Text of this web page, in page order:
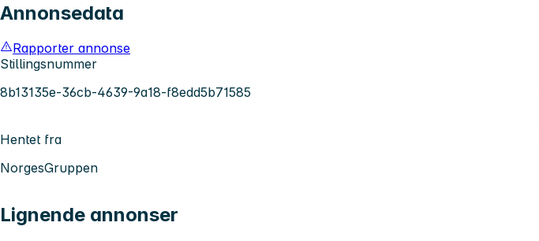
Annonsedata
Rapporter annonse
Stillingsnummer
8b13135e-36cb-4639-9a18-f8edd5b71585
Hentet fra
NorgesGruppen
Lignende annonser